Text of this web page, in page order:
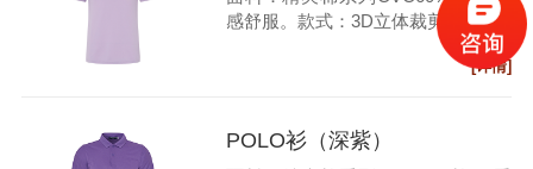
感舒服。款式：3D立体裁剪，挺...
[详情]
POLO衫（深紫）